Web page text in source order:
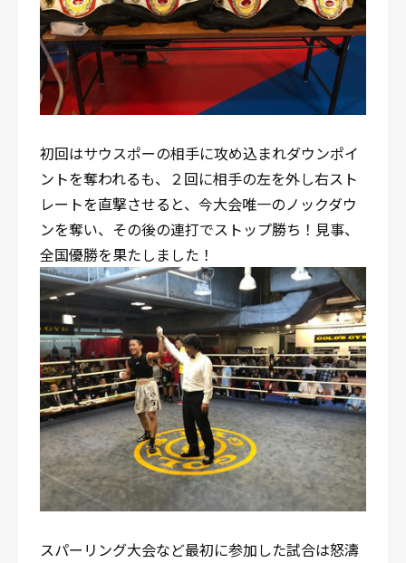
初回はサウスポーの相手に攻め込まれダウンポイ
ントを奪われるも、２回に相手の左を外し右スト
レートを直撃させると、今大会唯一のノックダウ
ンを奪い、その後の連打でストップ勝ち！見事、
全国優勝を果たしました！
スパーリング大会など最初に参加した試合は怒濤